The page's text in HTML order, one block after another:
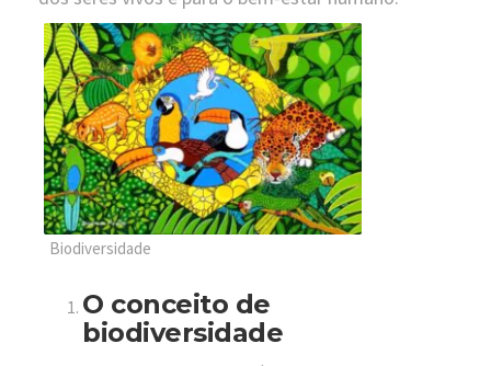
Biodiversidade
O conceito de
biodiversidade